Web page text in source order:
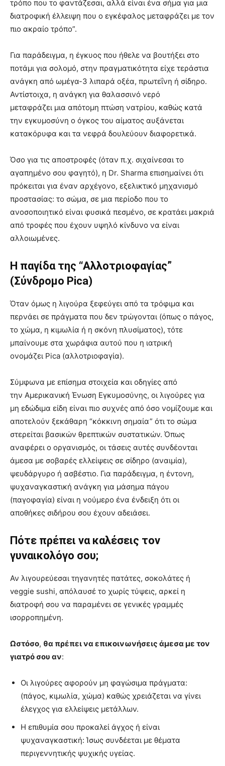
τρόπο που το φαντάζεσαι, αλλά είναι ένα σήμα για μια
διατροφική έλλειψη που ο εγκέφαλος μεταφράζει με τον
πιο ακραίο τρόπο”.
Για παράδειγμα, η έγκυος που ήθελε να βουτήξει στο
ποτάμι για σολομό, στην πραγματικότητα είχε τεράστια
ανάγκη από ωμέγα-3 λιπαρά οξέα, πρωτεΐνη ή σίδηρο.
Αντίστοιχα, η ανάγκη για θαλασσινό νερό
μεταφράζει μια απότομη πτώση νατρίου, καθώς κατά
την εγκυμοσύνη ο όγκος του αίματος αυξάνεται
κατακόρυφα και τα νεφρά δουλεύουν διαφορετικά.
Όσο για τις αποστροφές (όταν π.χ. σιχαίνεσαι το
αγαπημένο σου φαγητό), η Dr. Sharma επισημαίνει ότι
πρόκειται για έναν αρχέγονο, εξελικτικό μηχανισμό
προστασίας: το σώμα, σε μια περίοδο που το
ανοσοποιητικό είναι φυσικά πεσμένο, σε κρατάει μακριά
από τροφές που έχουν υψηλό κίνδυνο να είναι
αλλοιωμένες.
Η παγίδα της “Αλλοτριοφαγίας”
(Σύνδρομο Pica)
Όταν όμως η λιγούρα ξεφεύγει από τα τρόφιμα και
περνάει σε πράγματα που δεν τρώγονται (όπως ο πάγος,
το χώμα, η κιμωλία ή η σκόνη πλυσίματος), τότε
μπαίνουμε στα χωράφια αυτού που η ιατρική
ονομάζει Pica (αλλοτριοφαγία).
Σύμφωνα με επίσημα στοιχεία και οδηγίες από
την Αμερικανική Ένωση Εγκυμοσύνης, οι λιγούρες για
μη εδώδιμα είδη είναι πιο συχνές από όσο νομίζουμε και
αποτελούν ξεκάθαρη “κόκκινη σημαία” ότι το σώμα
στερείται βασικών θρεπτικών συστατικών. Όπως
αναφέρει ο οργανισμός, οι τάσεις αυτές συνδέονται
άμεσα με σοβαρές ελλείψεις σε σίδηρο (αναιμία),
ψευδάργυρο ή ασβέστιο. Για παράδειγμα, η έντονη,
ψυχαναγκαστική ανάγκη για μάσημα πάγου
(παγοφαγία) είναι η νούμερο ένα ένδειξη ότι οι
αποθήκες σιδήρου σου έχουν αδειάσει.
Πότε πρέπει να καλέσεις τον
γυναικολόγο σου;
Αν λιγουρεύεσαι τηγανητές πατάτες, σοκολάτες ή
veggie sushi, απόλαυσέ το χωρίς τύψεις, αρκεί η
διατροφή σου να παραμένει σε γενικές γραμμές
ισορροπημένη.
Ωστόσο, θα πρέπει να επικοινωνήσεις άμεσα με τον
γιατρό σου αν:
Οι λιγούρες αφορούν μη φαγώσιμα πράγματα:
(πάγος, κιμωλία, χώμα) καθώς χρειάζεται να γίνει
έλεγχος για ελλείψεις μετάλλων.
Η επιθυμία σου προκαλεί άγχος ή είναι
ψυχαναγκαστική: Ίσως συνδέεται με θέματα
περιγεννητικής ψυχικής υγείας.